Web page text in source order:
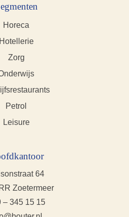
Horeca
Hotellerie
Zorg
Petrol
Leisure
64
Zoetermeer
– 345 15 15